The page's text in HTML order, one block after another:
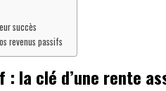
succès
revenus passifs
la clé d’une rente